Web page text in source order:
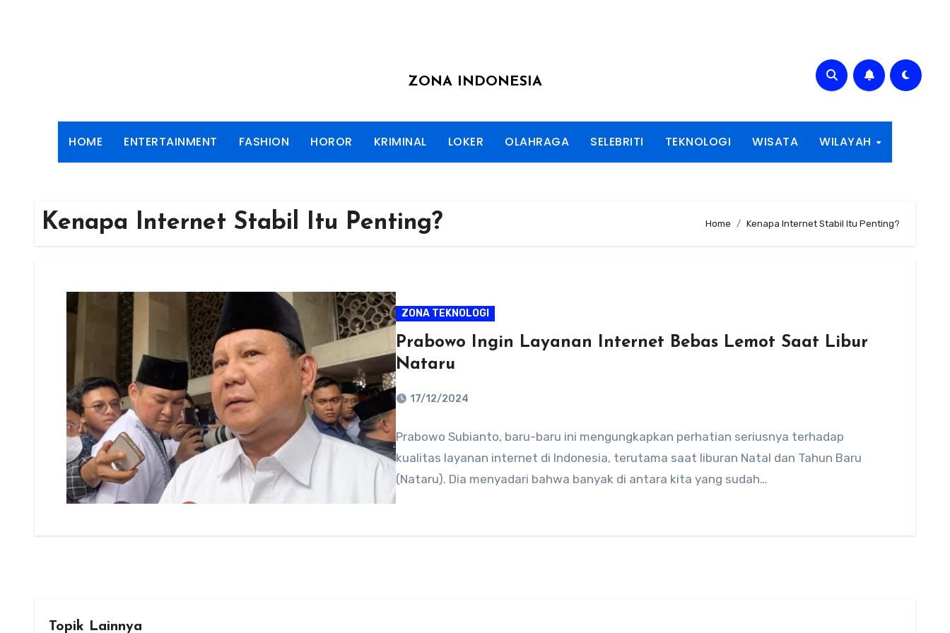
ZONA INDONESIA
HOME ENTERTAINMENT FASHION HOROR KRIMINAL LOKER OLAHRAGA SELEBRITI TEKNOLOGI WISATA WILAYAH
Kenapa Internet Stabil Itu Penting? Home Kenapa Internet Stabil Itu Penting?
ZONA TEKNOLOGI
Prabowo Ingin Layanan Internet Bebas Lemot Saat Libur
Nataru
17/12/2024
Comments
Prabowo Subianto, baru-baru ini mengungkapkan perhatian seriusnya terhadap
kualitas layanan internet di Indonesia, terutama saat liburan Natal dan Tahun Baru
(Nataru). Dia menyadari bahwa banyak di antara kita yang sudah…
Topik Lainnya